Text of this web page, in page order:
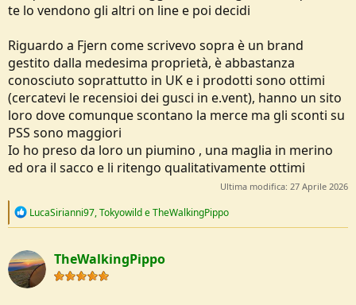
te lo vendono gli altri on line e poi decidi
Riguardo a Fjern come scrivevo sopra è un brand
gestito dalla medesima proprietà, è abbastanza
conosciuto soprattutto in UK e i prodotti sono ottimi
(cercatevi le recensioi dei gusci in e.vent), hanno un sito
loro dove comunque scontano la merce ma gli sconti su
PSS sono maggiori
Io ho preso da loro un piumino , una maglia in merino
ed ora il sacco e li ritengo qualitativamente ottimi
Ultima modifica: 27 Aprile 2026
R
c
t
i
o
LucaSirianni97,TokyowildeTheWalkingPippo
TheWalkingPippo